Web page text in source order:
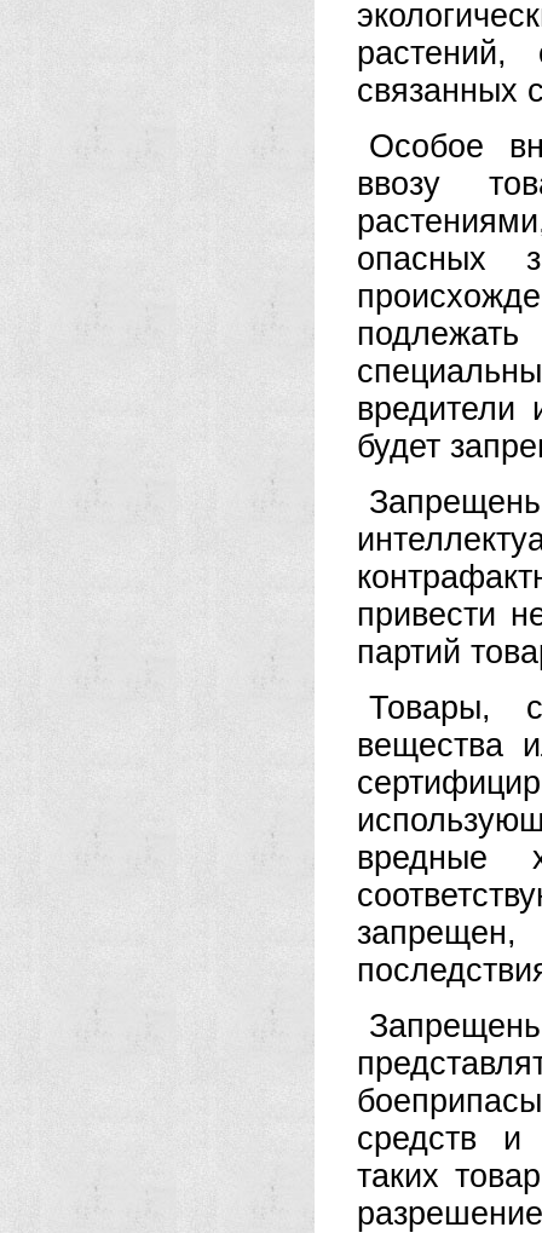
растений,
связанных
Особое
ввозу
опасных
вредители
будет
привести
партий
Товары,
вещества
вредные
средств и
таких